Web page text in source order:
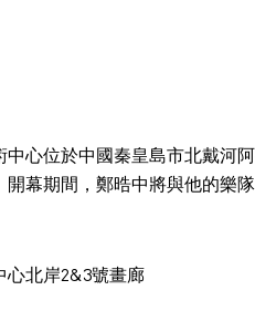
心位於中國秦皇島市北戴河
開幕期間，鄭晧中將與他的樂隊
心北岸2&3號畫廊